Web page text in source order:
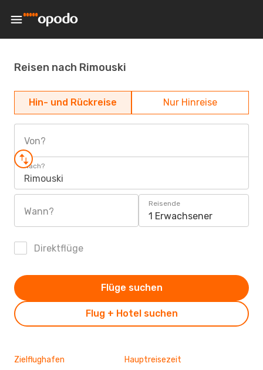
Reisen nach Rimouski
Hin- und Rückreise Nur Hinreise
Von?
Nach?
Rimouski
Wann?
Reisende
1 Erwachsener
Direktflüge
Flug + Hotel suchen
Flüge suchen
Zielflughafen Hauptreisezeit